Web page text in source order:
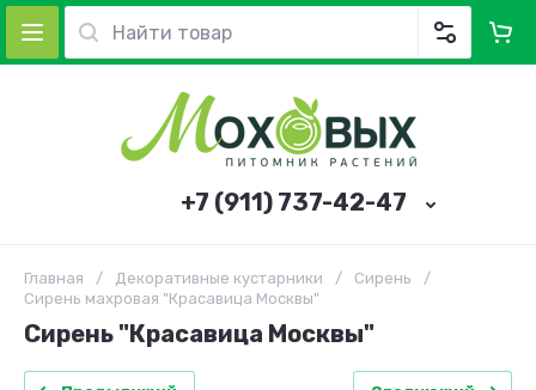
+7 (911) 737-42-47
Главная / Декоративные кустарники / Сирень
/
Сирень махровая "Красавица Москвы"
Сирень "Красавица Москвы"